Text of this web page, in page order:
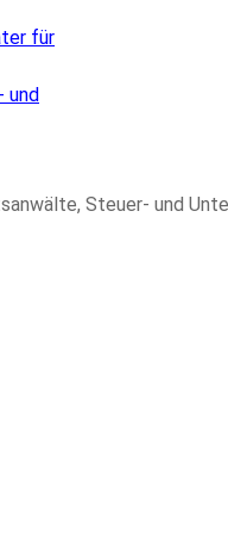
Steuer- und